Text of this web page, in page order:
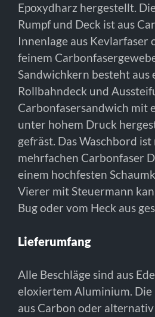
Epoxydharz hergestellt.
Rumpf und Deck ist aus
Innenlage aus
feinem
Sandwichkern besteht aus
Rollbahndeck und
Carbonfasersandwich mit
unter hohem Druck
gefräst. Das Waschbord
mehrfachen Carbonfaser
einem hochfesten
Vierer mit Steuermann
Bug oder vom Heck aus
Lieferumfang
Alle Beschläge sind aus
eloxiertem Aluminium.
aus Carbon oder